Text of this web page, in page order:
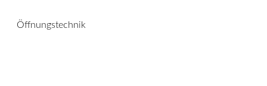
Öffnungstechnik